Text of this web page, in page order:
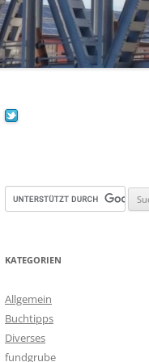
KATEGORIEN
Allgemein
Buchtipps
Diverses
fundgrube